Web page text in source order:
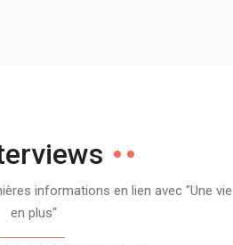
informations en lien avec "Une vie
en plus"